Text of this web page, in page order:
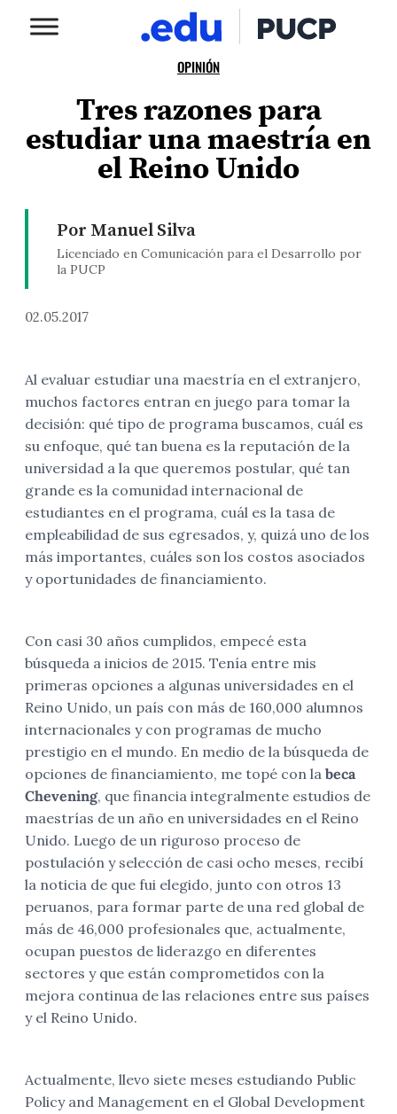
OPINIÓN
Tres razones para
estudiar una maestría en
el Reino Unido
Por Manuel Silva
Licenciado en Comunicación para el Desarrollo por
la PUCP
02.05.2017
Al evaluar estudiar una maestría en el extranjero,
muchos factores entran en juego para tomar la
decisión: qué tipo de programa buscamos, cuál es
su enfoque, qué tan buena es la reputación de la
universidad a la que queremos postular, qué tan
grande es la comunidad internacional de
estudiantes en el programa, cuál es la tasa de
empleabilidad de sus egresados, y, quizá uno de los
más importantes, cuáles son los costos asociados
y oportunidades de financiamiento.
Con casi 30 años cumplidos, empecé esta
búsqueda a inicios de 2015. Tenía entre mis
primeras opciones a algunas universidades en el
Reino Unido, un país con más de 160,000 alumnos
internacionales y con programas de mucho
prestigio en el mundo. En medio de la búsqueda de
opciones de financiamiento, me topé con la beca
Chevening, que financia integralmente estudios de
maestrías de un año en universidades en el Reino
Unido. Luego de un riguroso proceso de
postulación y selección de casi ocho meses, recibí
la noticia de que fui elegido, junto con otros 13
peruanos, para formar parte de una red global de
más de 46,000 profesionales que, actualmente,
ocupan puestos de liderazgo en diferentes
sectores y que están comprometidos con la
mejora continua de las relaciones entre sus países
y el Reino Unido.
Actualmente, llevo siete meses estudiando Public
Policy and Management en el Global Development